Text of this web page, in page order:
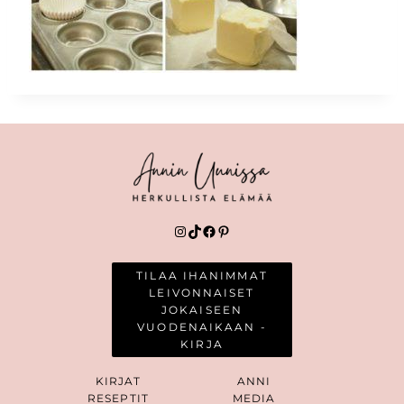
Instagram
TikTok
Facebook
Pinterest
TILAA IHANIMMAT
LEIVONNAISET
JOKAISEEN
VUODENAIKAAN -
KIRJA
KIRJAT
RESEPTIT
ANNI
MEDIA